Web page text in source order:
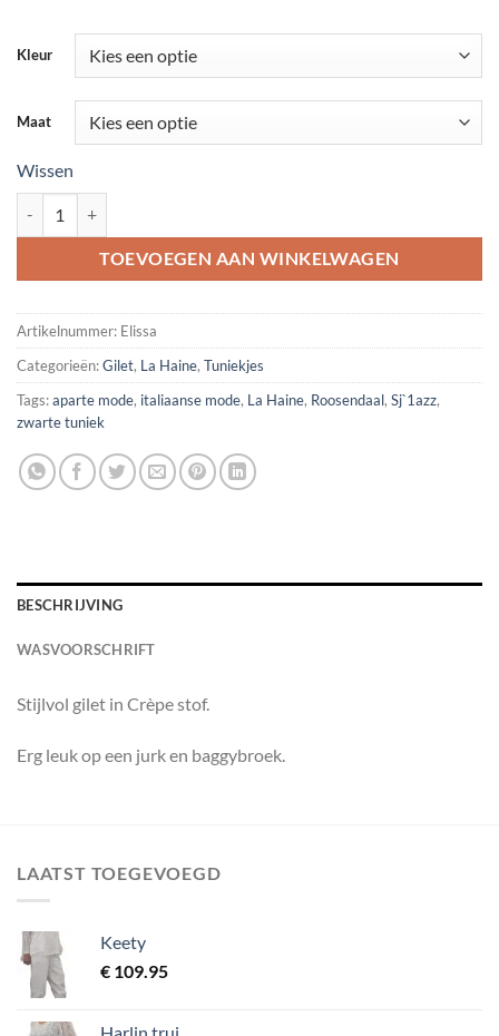
Kleur
Maat
Wissen
TOEVOEGEN AAN WINKELWAGEN
Artikelnummer: Elissa
Categorieën:Gilet, La Haine, Tuniekjes
Tags:aparte mode, italiaanse mode, La Haine, Roosendaal, Sj`1azz,
zwarte tuniek
BESCHRIJVING
WASVOORSCHRIFT
Stijlvol gilet in Crèpe stof.
Erg leuk op een jurk en baggybroek.
LAATST TOEGEVOEGD
Keety
€ 109.95